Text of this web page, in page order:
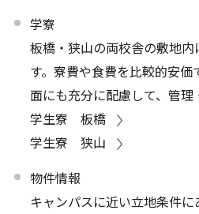
学寮
板橋・狭山の両校舎の敷地
す。寮費や食費を比較的安
面にも充分に配慮して、管理
学生寮 板橋
学生寮 狭山
物件情報
キャンパスに近い立地条件